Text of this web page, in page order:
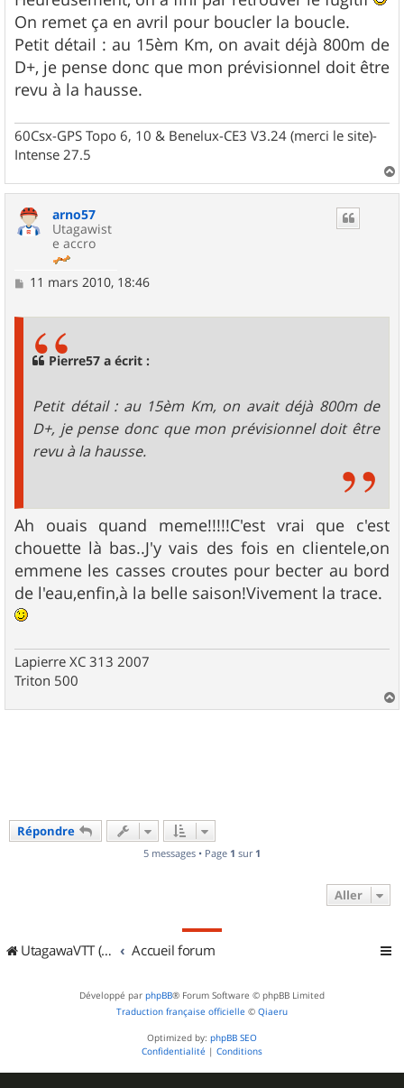
On remet ça en avril pour boucler la boucle.
Petit détail : au 15èm Km, on avait déjà 800m de
D+, je pense donc que mon prévisionnel doit être
revu à la hausse.
60Csx-GPS Topo 6, 10 & Benelux-CE3 V3.24 (merci le site)-
Intense 27.5
a
arno57
Utagawist
e accro
M11 mars 2010, 18:46
Pierre57 a écrit :
Petit détail : au 15èm Km, on avait déjà 800m de
D+, je pense donc que mon prévisionnel doit être
revu à la hausse.
Ah ouais quand meme!!!!!C'est vrai que c'est
chouette là bas..J'y vais des fois en clientele,on
emmene les casses croutes pour becter au bord
de l'eau,enfin,à la belle saison!Vivement la trace.
Lapierre XC 313 2007
Triton 500
a
Répondre
5 messages • Page 1 sur 1
Aller
UtagawaVTT (Randos VTT et VTTAE avec traces GPS) Accueil forum
Développé par phpBB® Forum Software © phpBB Limited
Traduction française officielle © Qiaeru
Optimized by: phpBB SEO
Confidentialité | Conditions